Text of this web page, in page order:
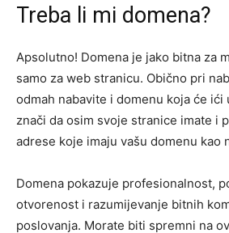
Treba li mi domena?
Apsolutno! Domena je jako bitna za
samo za web stranicu. Obično pri
odmah nabavite i domenu koja će ići
znači da osim svoje stranice imate i
adrese koje imaju vašu domenu kao
Domena pokazuje profesionalnost,
otvorenost i razumijevanje bitnih
poslovanja. Morate biti spremni na